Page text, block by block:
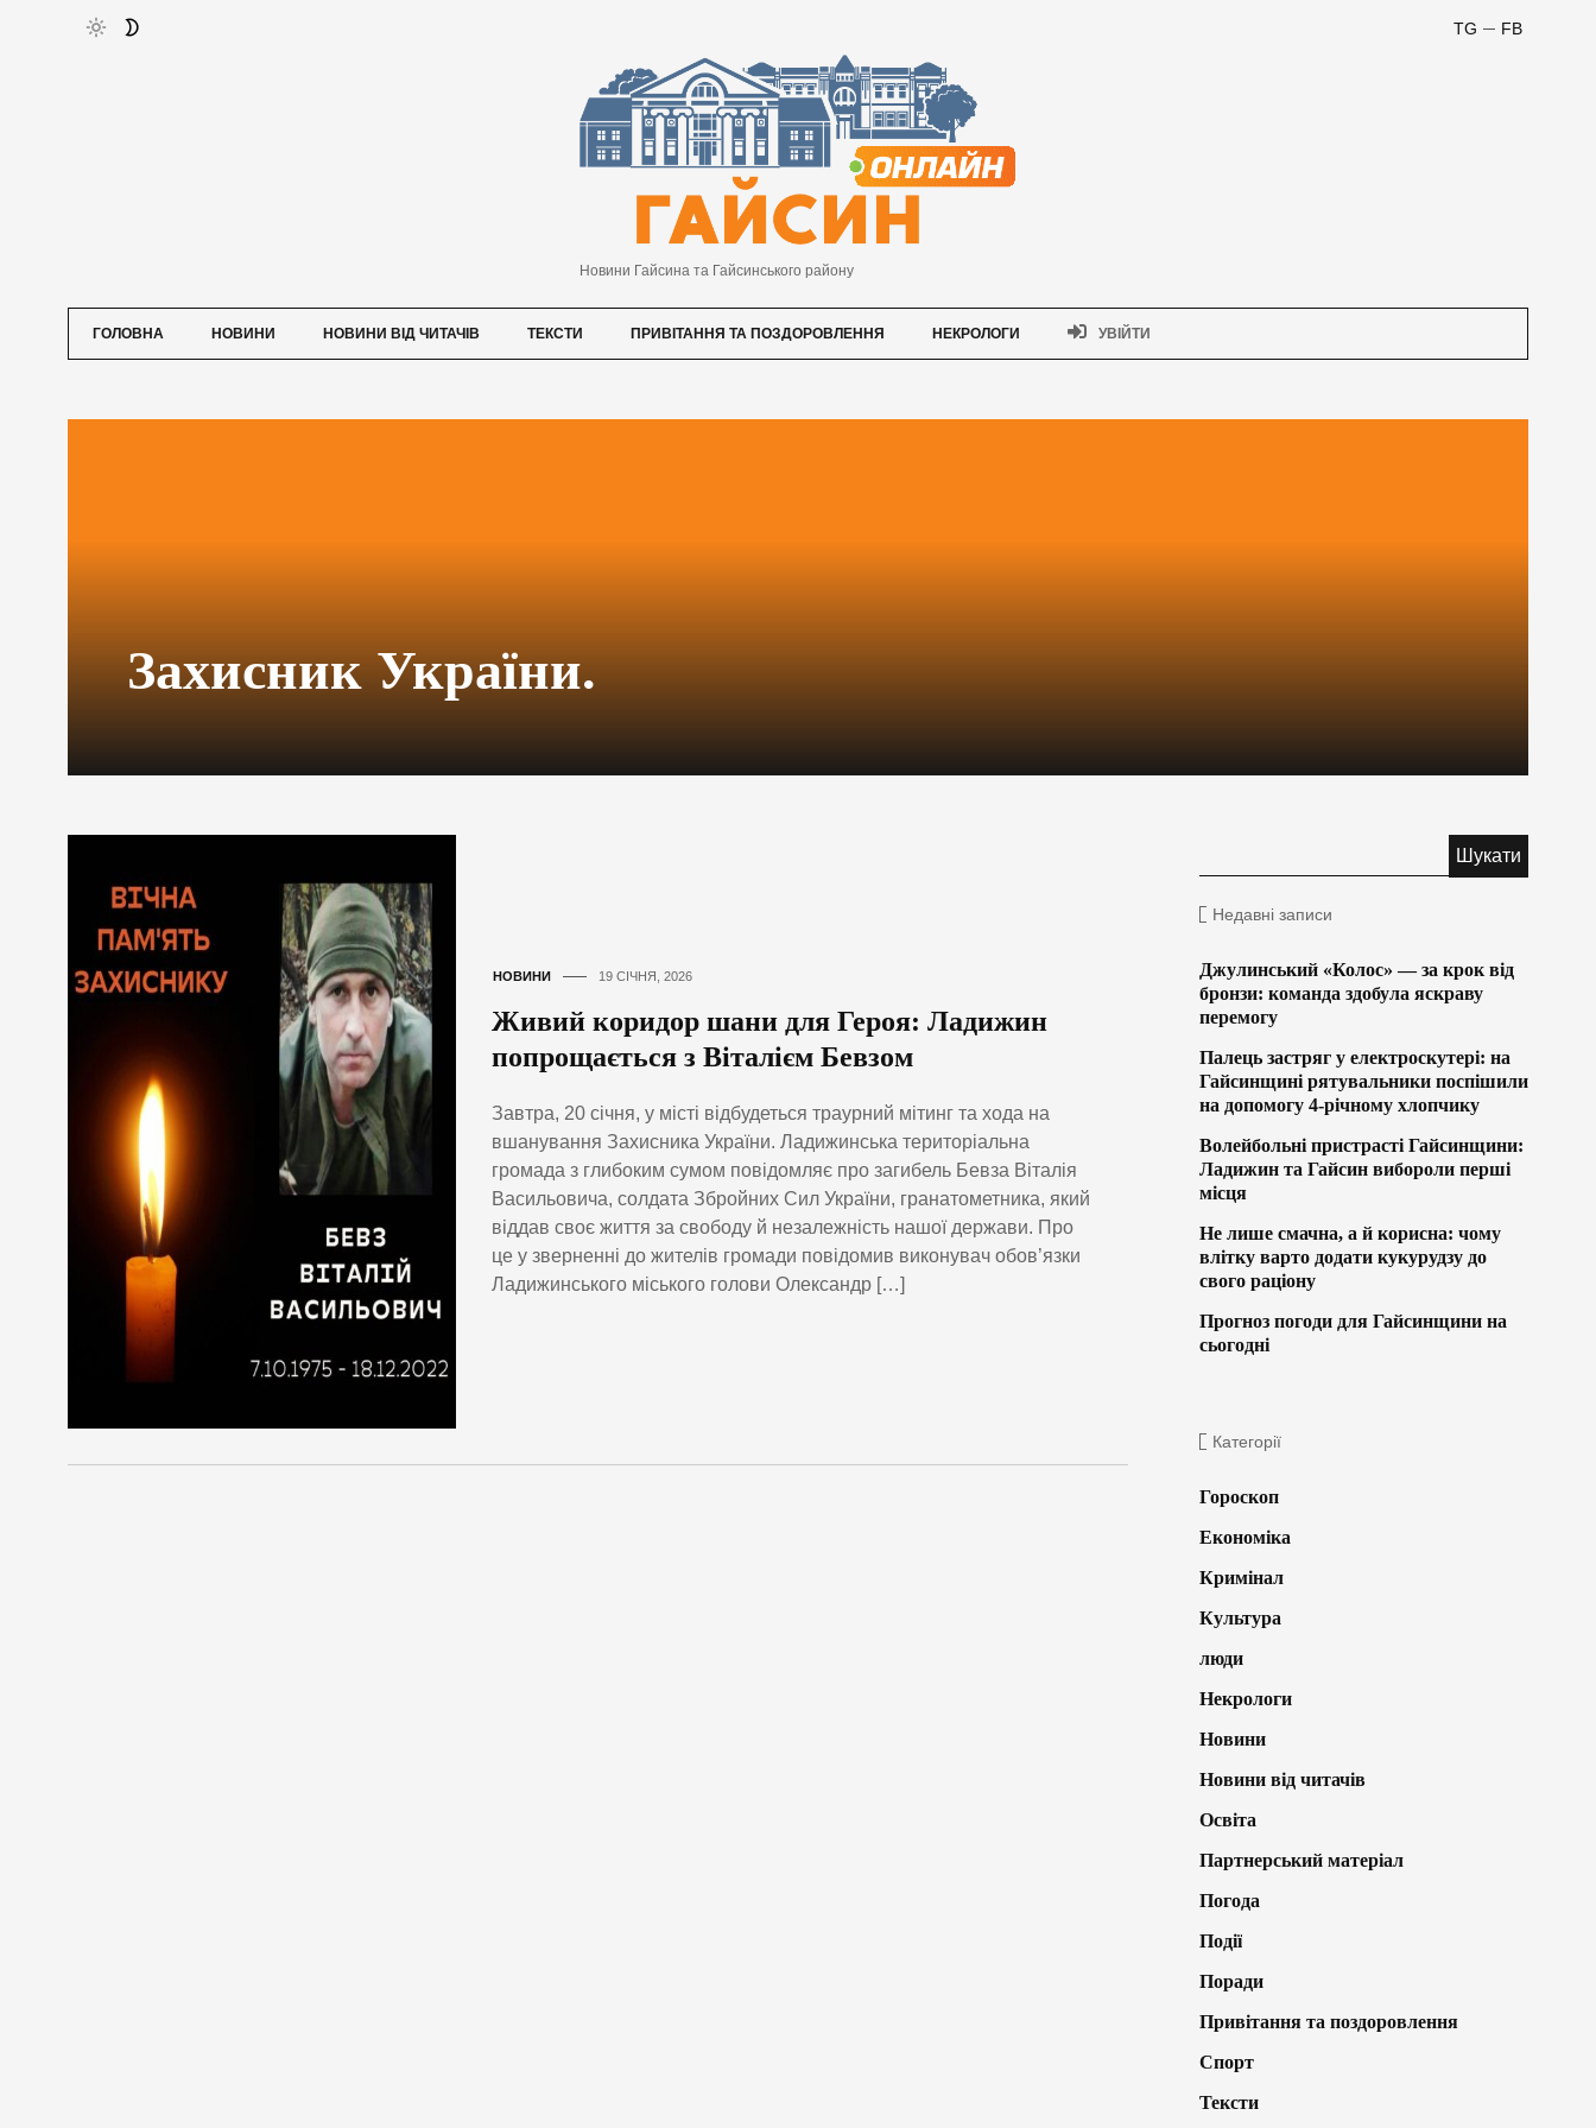
FB
TG
Новини Гайсина та Гайсинського району
ГОЛОВНА НОВИНИ НОВИНИ ВІД ЧИТАЧІВ ТЕКСТИ ПРИВІТАННЯ ТА ПОЗДОРОВЛЕННЯ НЕКРОЛОГИ УВІЙТИ
Захисник України.
НОВИНИ 19 СІЧНЯ, 2026
Живий коридор шани для Героя: Ладижин
попрощається з Віталієм Бевзом
Завтра, 20 січня, у місті відбудеться траурний мітинг та хода на
вшанування Захисника України. Ладижинська територіальна
громада з глибоким сумом повідомляє про загибель Бевза Віталія
Васильовича, солдата Збройних Сил України, гранатометника, який
віддав своє життя за свободу й незалежність нашої держави. Про
це у зверненні до жителів громади повідомив виконувач обов’язки
Ладижинського міського голови Олександр […]
Недавні записи
Джулинський «Колос» — за крок від
бронзи: команда здобула яскраву
перемогу
Палець застряг у електроскутері: на
Гайсинщині рятувальники поспішили
на допомогу 4-річному хлопчику
Волейбольні пристрасті Гайсинщини:
Ладижин та Гайсин вибороли перші
місця
Не лише смачна, а й корисна: чому
влітку варто додати кукурудзу до
свого раціону
Прогноз погоди для Гайсинщини на
сьогодні
Категорії
Гороскоп
Економіка
Кримінал
Культура
люди
Некрологи
Новини
Новини від читачів
Освіта
Партнерський матеріал
Погода
Події
Поради
Привітання та поздоровлення
Спорт
Тексти